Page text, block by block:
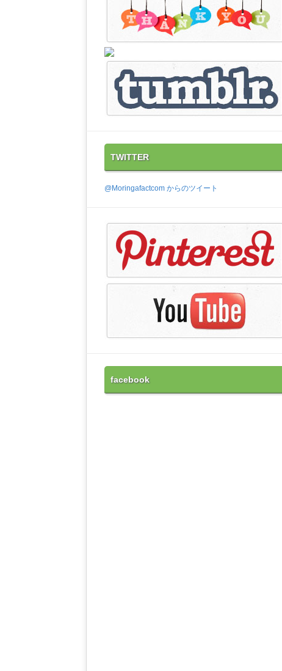
TWITTER
@Moringafactcom からのツイート
facebook